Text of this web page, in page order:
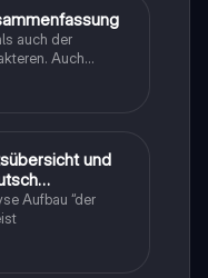
auch der
Auch
und
Aufbau “der